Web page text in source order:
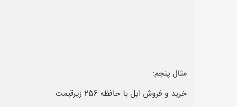
مثال پنجم:
خرید و فروش اپل با حافظه 256 زیرقیمت